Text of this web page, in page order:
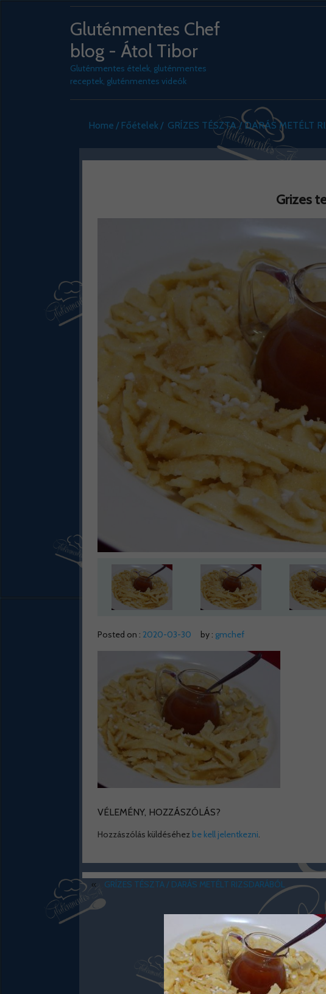
Gluténmentes Chef
blog - Átol Tibor
Gluténmentes ételek, gluténmentes
receptek, gluténmentes videók
Home Főételek GRÍZES TÉSZTA / DARÁS METÉLT
Grizes
Posted on : 2020-03-30 by : gmchef
VÉLEMÉNY, HOZZÁSZÓLÁS?
Hozzászólás küldéséhez be kell jelentkezni
« GRÍZES TÉSZTA / DARÁS METÉLT RIZSDARÁBÓL